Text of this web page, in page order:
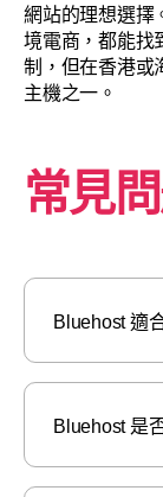
網站的理想選擇
境電商，都能找
制，但在香港或
主機之一。
常見
Bluehost 適
Bluehost 是